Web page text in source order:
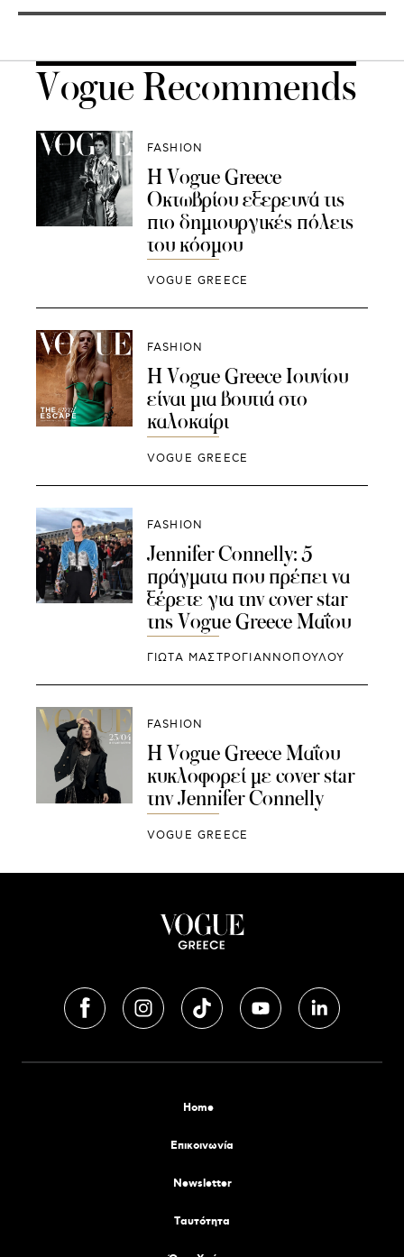
Vogue Recommends
FASHION
Η Vogue Greece
Οκτωβρίου εξερευνά τις
πιο δημιουργικές πόλεις
του κόσμου
VOGUE GREECE
FASHION
Η Vogue Greece Ιουνίου
είναι μια βουτιά στο
καλοκαίρι
VOGUE GREECE
FASHION
Jennifer Connelly: 5
πράγματα που πρέπει να
ξέρετε για την cover star
της Vogue Greece Μαΐου
ΓΙΩΤΑ ΜΑΣΤΡΟΓΙΑΝΝΟΠΟΥΛΟΥ
FASHION
H Vogue Greece Μαΐου
κυκλοφορεί με cover star
την Jennifer Connelly
VOGUE GREECE
Home
Επικοινωνία
Newsletter
Tαυτότητα